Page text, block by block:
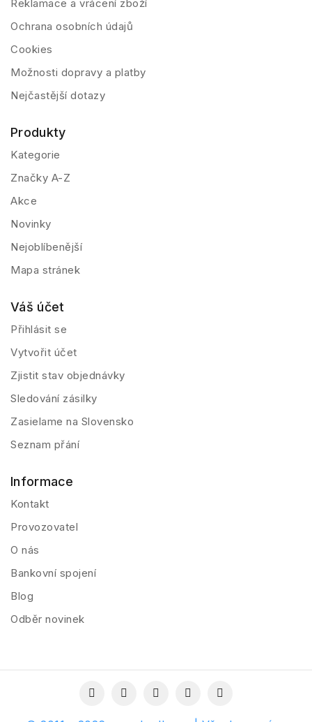
Reklamace a vrácení zboží
Ochrana osobních údajů
Cookies
Možnosti dopravy a platby
Nejčastější dotazy
Produkty
Kategorie
Značky A-Z
Akce
Novinky
Nejoblíbenější
Mapa stránek
Váš účet
Přihlásit se
Vytvořit účet
Zjistit stav objednávky
Sledování zásilky
Zasielame na Slovensko
Seznam přání
Informace
Kontakt
Provozovatel
O nás
Bankovní spojení
Blog
Odběr novinek